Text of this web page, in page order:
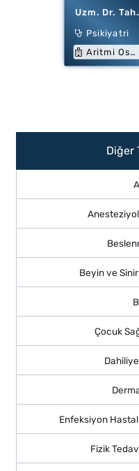
Uzm. Dr.
Psikiyatri
Aritmi Osmangazi Hastanesi
Diğer
Beyin ve
Çocuk
Enfeksiyon
Fizik